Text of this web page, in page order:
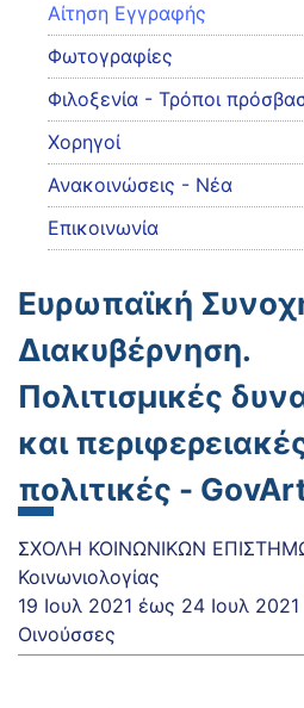
Αίτηση Εγγραφής
Φωτογραφίες
Φιλοξενία - Τρόποι
Χορηγοί
Ανακοινώσεις - Νέα
Επικοινωνία
Ευρωπαϊκή
Διακυβέρνηση.
Πολιτισμικές
και
πολιτικές -
ΣΧΟΛΗ ΚΟΙΝΩΝΙΚΩΝ
Κοινωνιολογίας
19 Ιουλ 2021 έως 24 Ιουλ 2021
Οινούσσες